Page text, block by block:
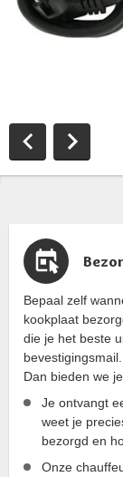
Bepaal zelf
kookplaat
die je het beste
Dan bieden we
Je ontvangt
weet je
bezorgd en
Onze